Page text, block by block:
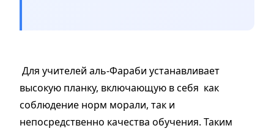
Для учителей аль-Фараби устанавливает
высокую планку, включающую в себя как
соблюдение норм морали, так и
непосредственно качества обучения. Таким